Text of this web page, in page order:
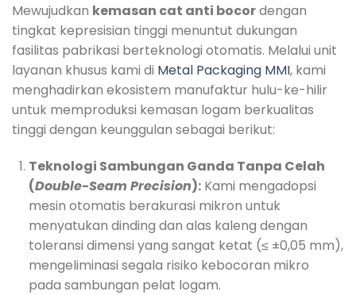
Mewujudkan kemasan cat anti bocordengan
tingkat kepresisian tinggi menuntut dukungan
fasilitas pabrikasi berteknologi otomatis. Melalui unit
layanan khusus kami di Metal Packaging MMI, kami
menghadirkan ekosistem manufaktur hulu-ke-hilir
untuk memproduksi kemasan logam berkualitas
tinggi dengan keunggulan sebagai berikut:
Teknologi Sambungan Ganda Tanpa Celah
(Double-Seam Precision):Kami mengadopsi
mesin otomatis berakurasi mikron untuk
menyatukan dinding dan alas kaleng dengan
toleransi dimensi yang sangat ketat (≤ ±0,05 mm),
mengeliminasi segala risiko kebocoran mikro
pada sambungan pelat logam.